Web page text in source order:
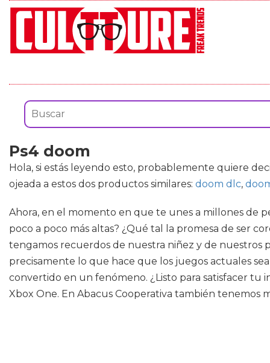
Ps4 doom
Hola, si estás leyendo esto, probablemente quiere
ojeada a estos dos productos similares: doom dlc,
Ahora, en el momento en que te unes a millones de
poco a poco más altas? ¿Qué tal la promesa de ser
tengamos recuerdos de nuestra niñez y de nuestros
precisamente lo que hace que los juegos actuales
convertido en un fenómeno. ¿Listo para satisfacer tu
Xbox One. En Abacus Cooperativa también